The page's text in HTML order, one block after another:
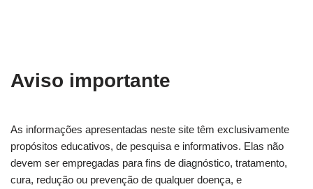
Aviso importante
As informações apresentadas neste site têm exclusivamente
propósitos educativos, de pesquisa e informativos. Elas não
devem ser empregadas para fins de diagnóstico, tratamento,
cura, redução ou prevenção de qualquer doença, e